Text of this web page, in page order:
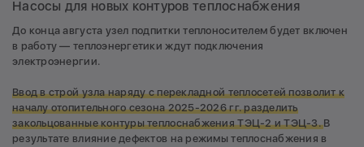
Насосы для новых контуров теплоснабжения
До конца августа узел подпитки теплоносителем будет включен
в работу — теплоэнергетики ждут подключения
электроэнергии.
Ввод в строй узла наряду с перекладной теплосетей позволит к
началу отопительного сезона 2025-2026 гг. разделить
закольцованные контуры теплоснабжения ТЭЦ-2 и ТЭЦ-3.В
результате влияние дефектов на режимы теплоснабжения в